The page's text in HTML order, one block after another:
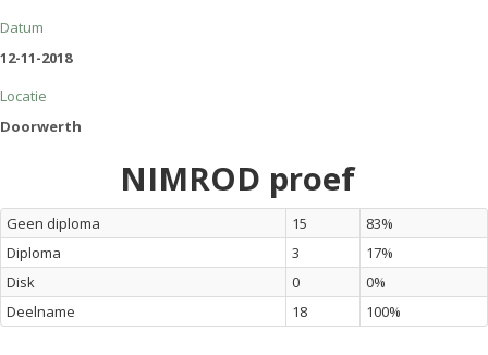
Datum
12-11-2018
Locatie
Doorwerth
NIMROD proef
Geen diploma 15
83%
Diploma
3
17%
Disk
0
0%
Deelname
18 100%